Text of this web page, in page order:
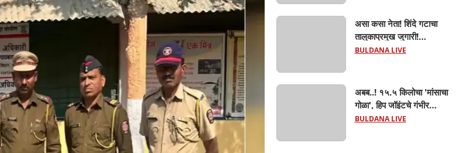
सरसंघचालक मोहनजी भागवत
यांचे प्रतिपादन!
असा कसा नेता! शिंदे गटाचा
तालुकाप्रमुख जुगारी!
खामगावात तालुकाप्रमुखांच्या
गेला तालुकाप्रमुख; पण ६
जणांना साडेआठ लाखांच्या
मुद्देमालासह पकडले.....
BULDANA LIVE
अबब..! १५.५ किलोचा 'मांसाचा
गोळा', हिप जॉइंटचे गंभीर
फ्रॅक्चर अन् मृत्यूशी झुंज...
BULDANA LIVE